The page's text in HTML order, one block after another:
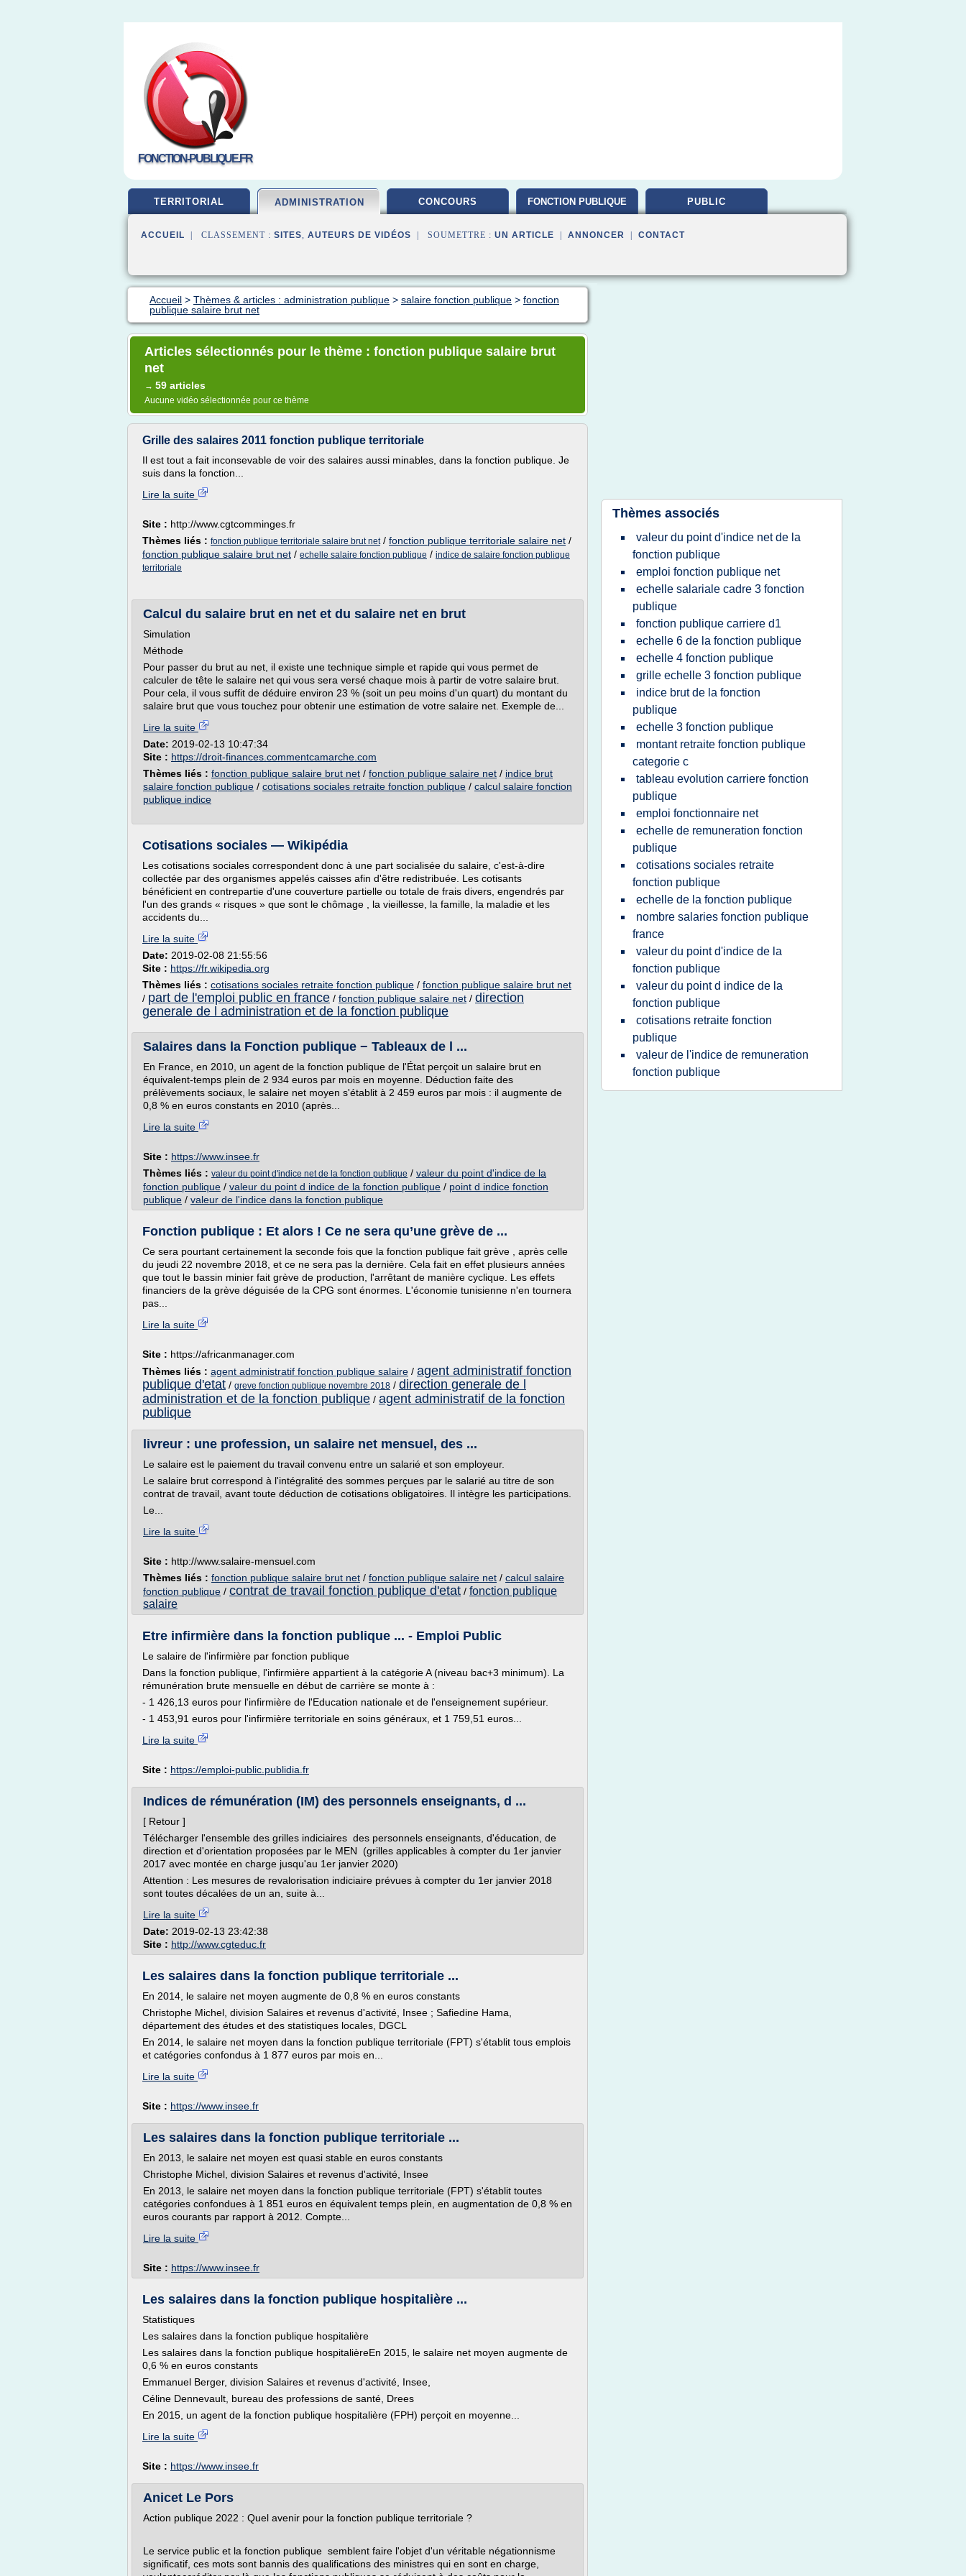
FONCTION-PUBLIQUE.FR
TERRITORIAL ADMINISTRATION CONCOURS FONCTION PUBLIQUE PUBLIC
ACCUEIL | CLASSEMENT : SITES, AUTEURS DE VIDÉOS | SOUMETTRE : UN ARTICLE ANNONCER CONTACT
Accueil > Thèmes & articles : administration publique > salaire fonction publique > fonction
publique salaire brut net
Articles sélectionnés pour le thème : fonction publique salaire brut
net
→ 59 articles
Aucune vidéo sélectionnée pour ce thème
Grille des salaires 2011 fonction publique territoriale
Il est tout a fait inconsevable de voir des salaires aussi minables, dans la fonction publique. Je
suis dans la fonction...
Lire la suite
Site : http://www.cgtcomminges.fr
Thèmes liés : fonction publique territoriale salaire brut net/ fonction publique territoriale salaire net /
fonction publique salaire brut net / echelle salaire fonction publique / indice de salaire fonction publique
territoriale
Calcul du salaire brut en net et du salaire net en brut
Simulation
Méthode
Pour passer du brut au net, il existe une technique simple et rapide qui vous permet de
calculer de tête le salaire net qui vous sera versé chaque mois à partir de votre salaire brut.
Pour cela, il vous suffit de déduire environ 23 % (soit un peu moins d'un quart) du montant du
salaire brut que vous touchez pour obtenir une estimation de votre salaire net. Exemple de...
Lire la suite
Date: 2019-02-13 10:47:34
Site : https://droit-finances.commentcamarche.com
Thèmes liés : fonction publique salaire brut net / fonction publique salaire net / indice brut
salaire fonction publique / cotisations sociales retraite fonction publique / calcul salaire fonction
publique indice
Cotisations sociales — Wikipédia
Les cotisations sociales correspondent donc à une part socialisée du salaire, c'est-à-dire
collectée par des organismes appelés caisses afin d'être redistribuée. Les cotisants
bénéficient en contrepartie d'une couverture partielle ou totale de frais divers, engendrés par
l'un des grands « risques » que sont le chômage , la vieillesse, la famille, la maladie et les
accidents du...
Lire la suite
Date: 2019-02-08 21:55:56
Site : https://fr.wikipedia.org
Thèmes liés : cotisations sociales retraite fonction publique / fonction publique salaire brut net
/ part de l'emploi public en france / fonction publique salaire net / direction
generale de l administration et de la fonction publique
Salaires dans la Fonction publique − Tableaux de l ...
En France, en 2010, un agent de la fonction publique de l'État perçoit un salaire brut en
équivalent-temps plein de 2 934 euros par mois en moyenne. Déduction faite des
prélèvements sociaux, le salaire net moyen s'établit à 2 459 euros par mois : il augmente de
0,8 % en euros constants en 2010 (après...
Lire la suite
Site : https://www.insee.fr
Thèmes liés : valeur du point d'indice net de la fonction publique / valeur du point d'indice de la
fonction publique / valeur du point d indice de la fonction publique / point d indice fonction
publique / valeur de l'indice dans la fonction publique
Fonction publique : Et alors ! Ce ne sera qu’une grève de ...
Ce sera pourtant certainement la seconde fois que la fonction publique fait grève , après celle
du jeudi 22 novembre 2018, et ce ne sera pas la dernière. Cela fait en effet plusieurs années
que tout le bassin minier fait grève de production, l'arrêtant de manière cyclique. Les effets
financiers de la grève déguisée de la CPG sont énormes. L'économie tunisienne n'en tournera
pas...
Lire la suite
Site : https://africanmanager.com
Thèmes liés : agent administratif fonction publique salaire / agent administratif fonction
publique d'etat / greve fonction publique novembre 2018 / direction generale de l
administration et de la fonction publique / agent administratif de la fonction
publique
livreur : une profession, un salaire net mensuel, des ...
Le salaire est le paiement du travail convenu entre un salarié et son employeur.
Le salaire brut correspond à l'intégralité des sommes perçues par le salarié au titre de son
contrat de travail, avant toute déduction de cotisations obligatoires. Il intègre les participations.
Le...
Lire la suite
Site : http://www.salaire-mensuel.com
Thèmes liés : fonction publique salaire brut net / fonction publique salaire net / calcul salaire
fonction publique / contrat de travail fonction publique d'etat / fonction publique
salaire
Etre infirmière dans la fonction publique ... - Emploi Public
Le salaire de l'infirmière par fonction publique
Dans la fonction publique, l'infirmière appartient à la catégorie A (niveau bac+3 minimum). La
rémunération brute mensuelle en début de carrière se monte à :
- 1 426,13 euros pour l'infirmière de l'Education nationale et de l'enseignement supérieur.
- 1 453,91 euros pour l'infirmière territoriale en soins généraux, et 1 759,51 euros...
Lire la suite
Site : https://emploi-public.publidia.fr
Indices de rémunération (IM) des personnels enseignants, d ...
[ Retour ]
Télécharger l'ensemble des grilles indiciaires des personnels enseignants, d'éducation, de
direction et d'orientation proposées par le MEN (grilles applicables à compter du 1er janvier
2017 avec montée en charge jusqu'au 1er janvier 2020)
Attention : Les mesures de revalorisation indiciaire prévues à compter du 1er janvier 2018
sont toutes décalées de un an, suite à...
Lire la suite
Date: 2019-02-13 23:42:38
Site : http://www.cgteduc.fr
Les salaires dans la fonction publique territoriale ...
En 2014, le salaire net moyen augmente de 0,8 % en euros constants
Christophe Michel, division Salaires et revenus d'activité, Insee ; Safiedine Hama,
département des études et des statistiques locales, DGCL
En 2014, le salaire net moyen dans la fonction publique territoriale (FPT) s'établit tous emplois
et catégories confondus à 1 877 euros par mois en...
Lire la suite
Site : https://www.insee.fr
Les salaires dans la fonction publique territoriale ...
En 2013, le salaire net moyen est quasi stable en euros constants
Christophe Michel, division Salaires et revenus d'activité, Insee
En 2013, le salaire net moyen dans la fonction publique territoriale (FPT) s'établit toutes
catégories confondues à 1 851 euros en équivalent temps plein, en augmentation de 0,8 % en
euros courants par rapport à 2012. Compte...
Lire la suite
Site : https://www.insee.fr
Les salaires dans la fonction publique hospitalière ...
Statistiques
Les salaires dans la fonction publique hospitalière
Les salaires dans la fonction publique hospitalièreEn 2015, le salaire net moyen augmente de
0,6 % en euros constants
Emmanuel Berger, division Salaires et revenus d'activité, Insee,
Céline Dennevault, bureau des professions de santé, Drees
En 2015, un agent de la fonction publique hospitalière (FPH) perçoit en moyenne...
Lire la suite
Site : https://www.insee.fr
Anicet Le Pors
Action publique 2022 : Quel avenir pour la fonction publique territoriale ?
Le service public et la fonction publique semblent faire l'objet d'un véritable négationnisme
significatif, ces mots sont bannis des qualifications des ministres qui en sont en charge,
Thèmes associés
valeur du point d'indice net de la
fonction publique
emploi fonction publique net
echelle salariale cadre 3 fonction
publique
fonction publique carriere d1
echelle 6 de la fonction publique
echelle 4 fonction publique
grille echelle 3 fonction publique
indice brut de la fonction
publique
echelle 3 fonction publique
montant retraite fonction publique
categorie c
tableau evolution carriere fonction
publique
emploi fonctionnaire net
echelle de remuneration fonction
publique
cotisations sociales retraite
fonction publique
echelle de la fonction publique
nombre salaries fonction publique
france
valeur du point d'indice de la
fonction publique
valeur du point d indice de la
fonction publique
cotisations retraite fonction
publique
valeur de l'indice de remuneration
fonction publique